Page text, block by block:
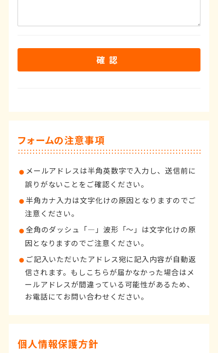
フォームの注意事項
メールアドレスは半角英数字で入力し、送信前に
誤りがないことをご確認ください。
半角カナ入力は文字化けの原因となりますのでご
注意ください。
全角のダッシュ「―」波形「～」は文字化けの原
因となりますのでご注意ください。
ご記入いただいたアドレス宛に記入内容が自動返
信されます。もしこちらが届かなかった場合はメ
ールアドレスが間違っている可能性があるため、
お電話にてお問い合わせください。
個人情報保護方針